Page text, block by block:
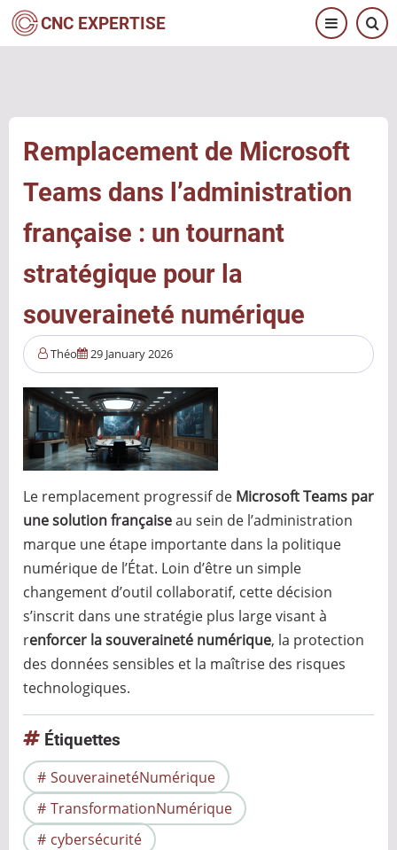
Aller
au
CNC EXPERTISE
Remplacement de Microsoft
Teams dans l’administration
française : un tournant
stratégique pour la
souveraineté numérique
Théo 29 January 2026
Le remplacement progressif de Microsoft Teams par
une solution françaiseau sein de l’administration
marque une étape importante dans la politique
numérique de l’État. Loin d’être un simple
changement d’outil collaboratif, cette décision
s’inscrit dans une stratégie plus large visant à
renforcer la souveraineté numérique, la protection
des données sensibles et la maîtrise des risques
technologiques.
Étiquettes
SouverainetéNumérique
TransformationNumérique
cybersécurité